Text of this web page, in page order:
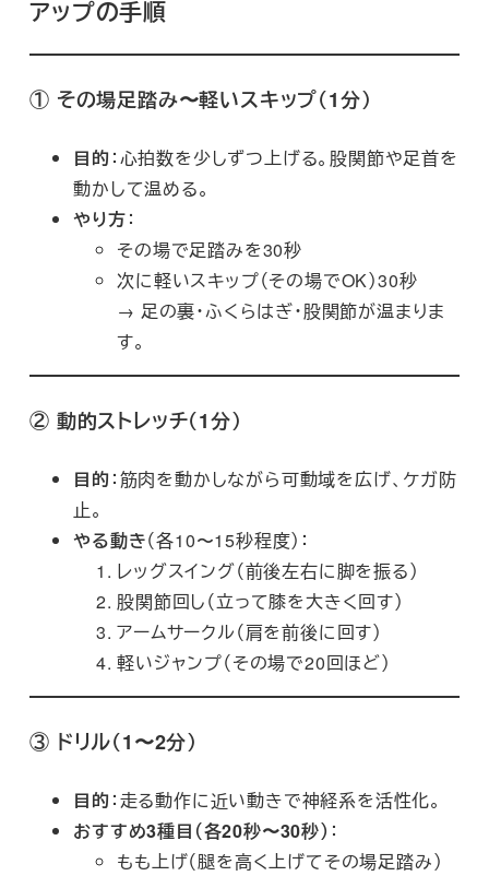
アップの手順
① その場足踏み〜軽いスキップ（1分）
目的 ：心拍数を少しずつ上げる。股関節や足首を
動かして温める。
やり方：
その場で足踏みを30秒
次に軽いスキップ（その場でOK）30秒
→ 足の裏・ふくらはぎ・股関節が温まりま
す。
② 動的ストレッチ（1分）
目的 ：筋肉を動かしながら可動域を広げ、ケガ防
止。
やる動き（各10〜15秒程度）：
レッグスイング（前後左右に脚を振る）
股関節回し（立って膝を大きく回す）
アームサークル（肩を前後に回す）
軽いジャンプ（その場で20回ほど）
③ ドリル（1〜2分）
目的 ：走る動作に近い動きで神経系を活性化。
おすすめ3種目（各20秒〜30秒） ：
もも上げ（腿を高く上げてその場足踏み）